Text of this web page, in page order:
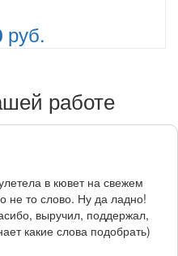
руб.
работе
в кювет на свежем
то слово. Ну да ладно!
выручил, поддержал,
какие слова подобрать)